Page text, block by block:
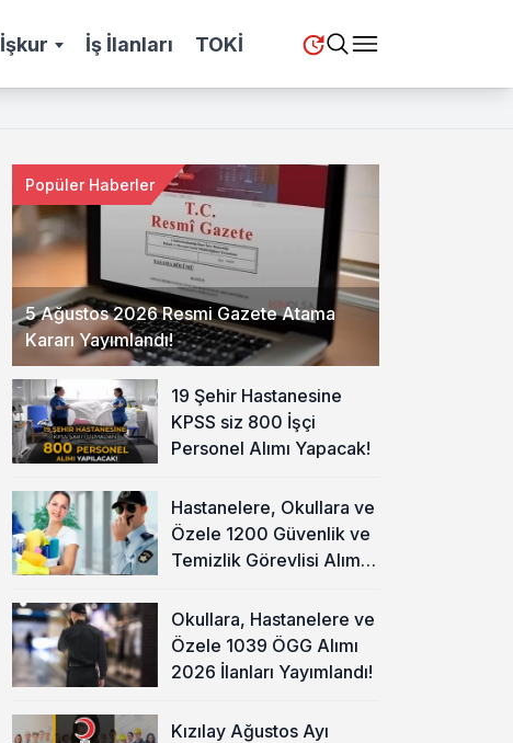
İşkur İş İlanları TOKİ
5 Ağustos 2026 Resmi Gazete Atama
Kararı Yayımlandı!
Popüler Haberler
19 Şehir Hastanesine
KPSS siz 800 İşçi
Personel Alımı Yapacak!
Hastanelere, Okullara ve
Özele 1200 Güvenlik ve
Temizlik Görevlisi Alımı
Okullara, Hastanelere ve
Özele 1039 ÖGG Alımı
2026 İlanları Yayımlandı!
Kızılay Ağustos Ayı